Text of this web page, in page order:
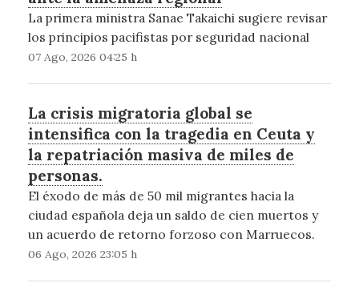
La primera ministra Sanae Takaichi sugiere revisar
los principios pacifistas por seguridad nacional
07 Ago, 2026 04:25 h
La crisis migratoria global se
intensifica con la tragedia en Ceuta y
la repatriación masiva de miles de
personas.
El éxodo de más de 50 mil migrantes hacia la
ciudad española deja un saldo de cien muertos y
un acuerdo de retorno forzoso con Marruecos.
06 Ago, 2026 23:05 h